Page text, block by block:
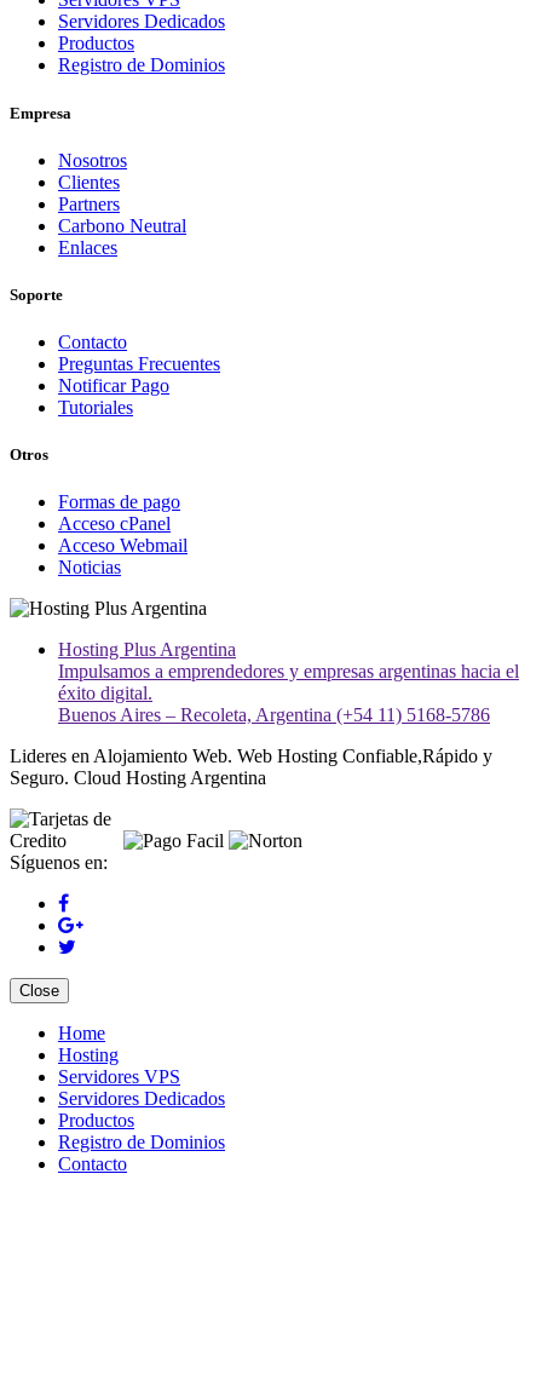
Servidores Dedicados
Productos
Registro de Dominios
Empresa
Nosotros
Clientes
Partners
Carbono Neutral
Enlaces
Soporte
Contacto
Preguntas Frecuentes
Notificar Pago
Tutoriales
Otros
Formas de pago
Acceso cPanel
Acceso Webmail
Noticias
Hosting Plus Argentina
Impulsamos a emprendedores y empresas argentinas hacia el
éxito digital.
Buenos Aires – Recoleta, Argentina (+54 11) 5168-5786
Lideres en Alojamiento Web. Web Hosting Confiable,Rápido y
Seguro. Cloud Hosting Argentina
Síguenos en:
Close
Home
Hosting
Servidores VPS
Servidores Dedicados
Productos
Registro de Dominios
Contacto